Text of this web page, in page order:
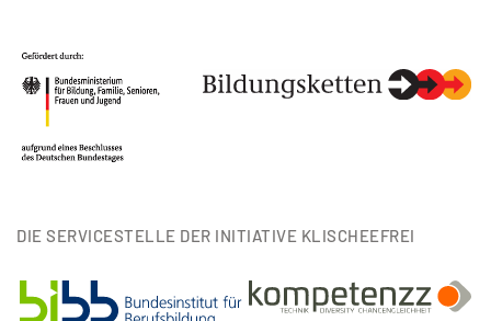
DIE SERVICESTELLE DER INITIATIVE KLISCHEEFREI